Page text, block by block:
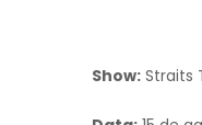
Show: Straits